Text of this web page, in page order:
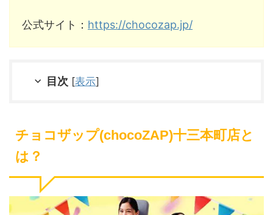
公式サイト： https://chocozap.jp/
目次 [表示]
チョコザップ(chocoZAP)十三本町店と
は？